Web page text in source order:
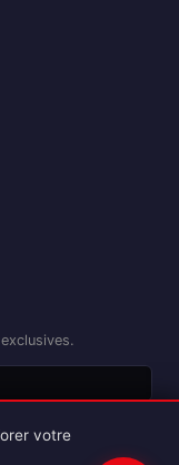
votre